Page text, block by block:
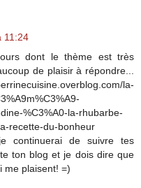
11:24
dont le thème est très
de plaisir à répondre...
la-
%C3%A0-la-rhubarbe-
recette-du-bonheur
continuerai de suivre tes
ton blog et je dois dire que
me plaisent! =)